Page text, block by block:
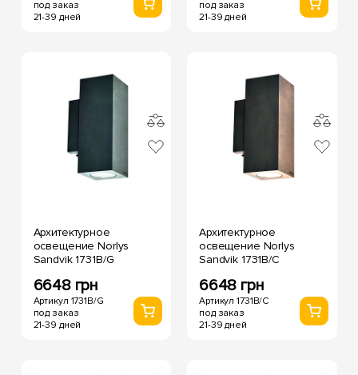
под заказ
21-39 дней
под заказ
21-39 дней
Архитектурное
освещение Norlys
Sandvik 1731B/G
6648 грн
Артикул 1731B/G
под заказ
21-39 дней
Архитектурное
освещение Norlys
Sandvik 1731B/C
6648 грн
Артикул 1731B/C
под заказ
21-39 дней